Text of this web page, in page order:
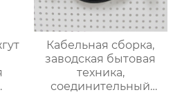
Кабельная сборка,
заводская бытовая
техника,
соединительный